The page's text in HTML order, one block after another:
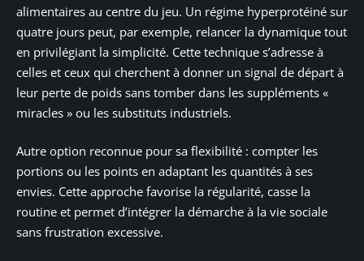
alimentaires au centre du jeu. Un régime hyperprotéiné sur
quatre jours peut, par exemple, relancer la dynamique tout
en privilégiant la simplicité. Cette technique s’adresse à
celles et ceux qui cherchent à donner un signal de départ à
leur perte de poids sans tomber dans les suppléments «
miracles » ou les substituts industriels.
Autre option reconnue pour sa flexibilité : compter les
portions ou les points en adaptant les quantités à ses
envies. Cette approche favorise la régularité, casse la
routine et permet d’intégrer la démarche à la vie sociale
sans frustration excessive.